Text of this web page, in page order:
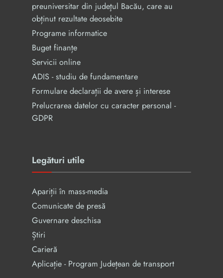
preuniversitar din judeţul Bacău, care au
obținut rezultate deosebite
Programe informatice
Buget finanțe
Servicii online
ADIS - studiu de fundamentare
Formulare declarații de avere și interese
Prelucrarea datelor cu caracter personal -
GDPR
Legături utile
Apariții în mass-media
Comunicate de presă
Guvernare deschisa
Știri
Carieră
Aplicație - Program Județean de transport